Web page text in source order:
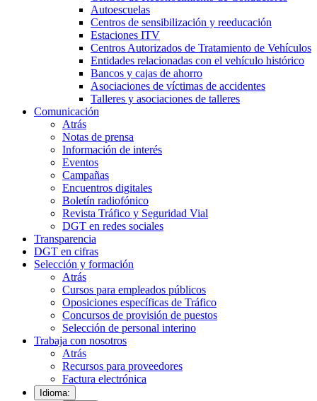
Autoescuelas
Centros de sensibilización y reeducación
Estaciones ITV
Centros Autorizados de Tratamiento de Vehículos
Entidades relacionadas con el vehículo histórico
Bancos y cajas de ahorro
Asociaciones de víctimas de accidentes
Talleres y asociaciones de talleres
Comunicación
Atrás
Notas de prensa
Información de interés
Eventos
Campañas
Encuentros digitales
Boletín radiofónico
Revista Tráfico y Seguridad Vial
DGT en redes sociales
Transparencia
DGT en cifras
Selección y formación
Atrás
Cursos para empleados públicos
Oposiciones específicas de Tráfico
Concursos de provisión de puestos
Selección de personal interino
Trabaja con nosotros
Atrás
Recursos para proveedores
Factura electrónica
Idioma: